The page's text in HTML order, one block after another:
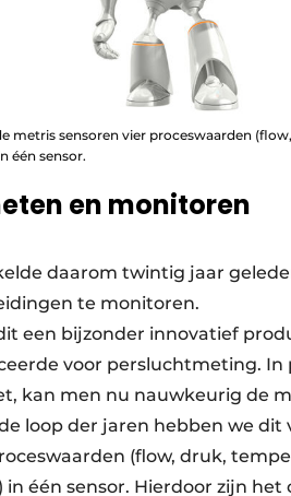
metris sensoren vier proceswaarden
één sensor.
en monitoren
daarom twintig jaar
te monitoren.
een bijzonder innovatief
voor persluchtmeting.
kan men nu nauwkeurig de
loop der jaren hebben we dit
(flow, druk,
één sensor. Hierdoor zijn